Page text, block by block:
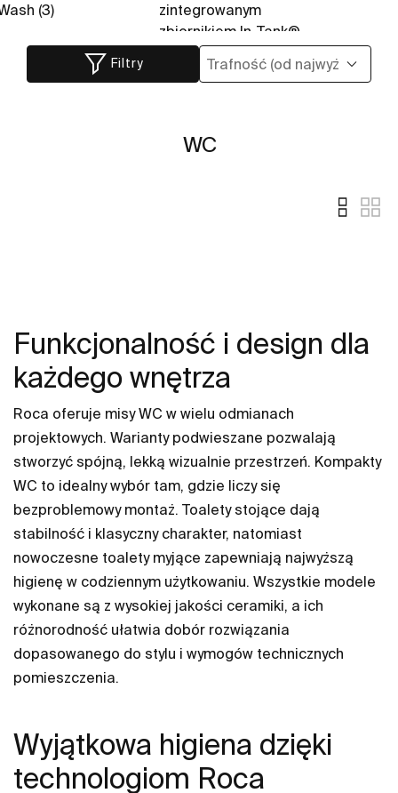
(3)
zintegrowanym
zbiornikiem In-Tank®
Filtry
WC
Funkcjonalność i design dla
każdego wnętrza
Roca oferuje misy WC w wielu odmianach
projektowych. Warianty podwieszane pozwalają
stworzyć spójną, lekką wizualnie przestrzeń. Kompakty
WC to idealny wybór tam, gdzie liczy się
bezproblemowy montaż. Toalety stojące dają
stabilność i klasyczny charakter, natomiast
nowoczesne toalety myjące zapewniają najwyższą
higienę w codziennym użytkowaniu. Wszystkie modele
wykonane są z wysokiej jakości ceramiki, a ich
różnorodność ułatwia dobór rozwiązania
dopasowanego do stylu i wymogów technicznych
pomieszczenia.
Wyjątkowa higiena dzięki
technologiom Roca